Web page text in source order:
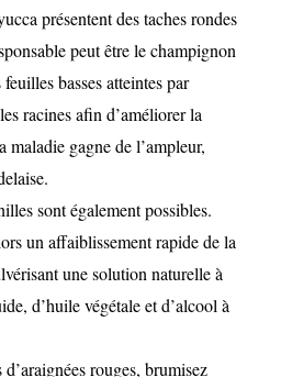
présentent des taches rondes
peut être le champignon
basses atteintes par
racines afin d’améliorer la
maladie gagne de l’ampleur,
sont également possibles.
un affaiblissement rapide de la
une solution naturelle à
d’huile végétale et d’alcool à
rouges, brumisez